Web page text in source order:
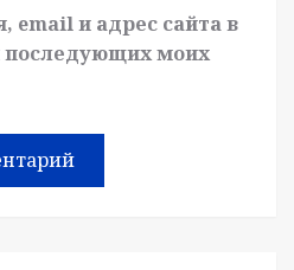
email и адрес сайта в
последующих моих